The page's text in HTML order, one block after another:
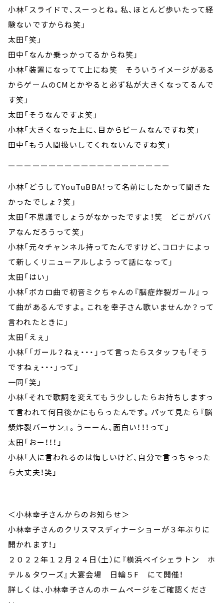
小林「スライドで、スーっとね。私、ほとんど歩いたって経
験ないですからね笑」
太田「笑」
田中「なんか乗っかってるからね笑」
小林「装置になってて上にね笑 そういうイメージがある
からゲームのCMとかやると必ず私が大きくなってるんで
す笑」
太田「そうなんですよ笑」
小林「大きくなった上に、目からビームなんですね笑」
田中「もう人間扱いしてくれないんですね笑」
ーーーーーーーーーーーーーーーーーーーー
小林「どうしてYouTuBBA！って名前にしたかって聞きた
かったでしょ？笑」
太田「不思議でしょうがなかったですよ！笑 どこがババ
アなんだろうって笑」
小林「元々チャンネル持ってたんですけど、コロナによっ
て新しくリニューアルしようって話になって」
太田「はい」
小林「ボカロ曲で初音ミクちゃんの『脳症炸裂ガール』っ
て曲があるんですよ。これを幸子さん歌いませんか？って
言われたときに」
太田「えぇ」
小林「「ガール？ねぇ・・・」って言ったらスタッフも「そう
ですねぇ・・・」って」
一同「笑」
小林「それで歌詞を変えてもう少ししたらお持ちしますっ
て言われて何日後かにもらったんです。パッて見たら『脳
漿炸裂バーサン』。うーーん、面白い！！！って」
太田「おー！！！」
小林「人に言われるのは悔しいけど、自分で言っちゃった
ら大丈夫！笑」
＜小林幸子さんからのお知らせ＞
小林幸子さんのクリスマスディナーショーが３年ぶりに
開かれます！」
２０２２年１２月２４日（土）に『横浜ベイシェラトン ホ
テル＆タワーズ』大宴会場 日輪５F にて開催！
詳しくは、小林幸子さんのホームページをご確認くださ